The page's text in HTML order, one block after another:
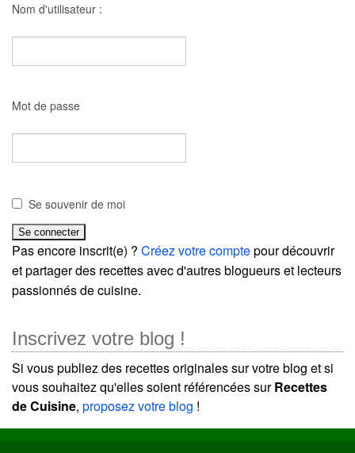
Nom d'utilisateur :
Mot de passe
Se souvenir de moi
Pas encore inscrit(e) ? Créez votre comptepour découvrir
et partager des recettes avec d'autres blogueurs et lecteurs
passionnés de cuisine.
Inscrivez votre blog !
Si vous publiez des recettes originales sur votre blog et si
vous souhaitez qu'elles soient référencées surRecettes
de Cuisine, proposez votre blog !